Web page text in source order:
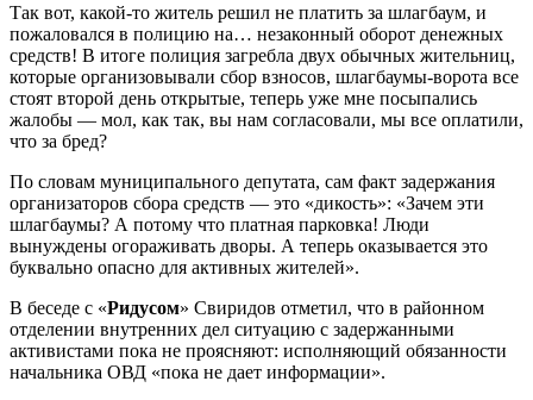
Так вот, какой-то житель решил не платить за шлагбаум, и
пожаловался в полицию на… незаконный оборот денежных
средств! В итоге полиция загребла двух обычных жительниц,
которые организовывали сбор взносов, шлагбаумы-ворота все
стоят второй день открытые, теперь уже мне посыпались
жалобы — мол, как так, вы нам согласовали, мы все оплатили,
что за бред?
По словам муниципального депутата, сам факт задержания
организаторов сбора средств — это «дикость»: «Зачем эти
шлагбаумы? А потому что платная парковка! Люди
вынуждены огораживать дворы. А теперь оказывается это
буквально опасно для активных жителей».
В беседе с «Ридусом» Свиридов отметил, что в районном
отделении внутренних дел ситуацию с задержанными
активистами пока не проясняют: исполняющий обязанности
начальника ОВД «пока не дает информации».